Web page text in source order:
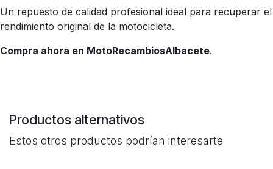
Un repuesto de calidad profesional ideal para recuperar el
rendimiento original de la motocicleta.
Compra ahora en MotoRecambiosAlbacete.
Productos alternativos
Estos otros productos podrían interesarte